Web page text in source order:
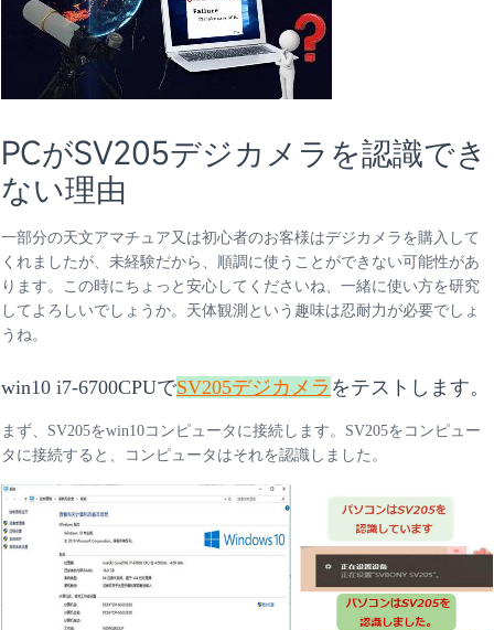
PCがSV205デジカメラを認識でき
ない理由
一部分の天文アマチュア又は初心者のお客様はデジカメラを購入して
くれましたが、未経験だから、順調に使うことができない可能性があ
ります。この時にちょっと安心してくださいね、一緒に使い方を研究
してよろしいでしょうか。天体観測という趣味は忍耐力が必要でしょ
うね。
win10 i7-6700CPUでSV205デジカメラ をテストします。
まず、SV205をwin10コンピュータに接続します。SV205をコンピュー
タに接続すると、コンピュータはそれを認識しました。